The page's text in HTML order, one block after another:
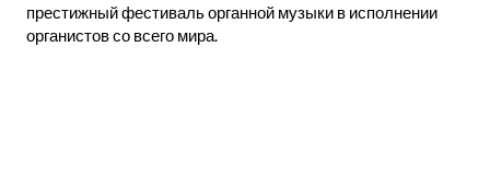
престижный фестиваль органной музыки в исполнении
органистов со всего мира.